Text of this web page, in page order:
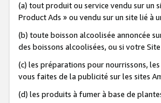
(a) tout produit ou service vendu sur un
Product Ads » ou vendu sur un site lié à
(b) toute boisson alcoolisée annoncée
des boissons alcoolisées, ou si votre
(c) les préparations pour nourrissons,
vous faites de la publicité sur les sites
(d) les produits à fumer à base de